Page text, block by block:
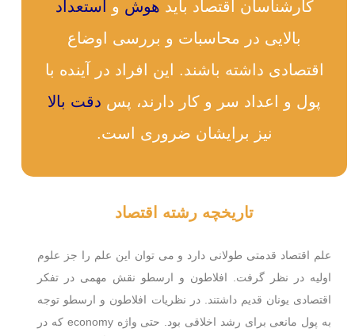
کارشناسان اقتصاد باید هوش و
استعداد
بالایی در محاسبات و بررسی اوضاع
اقتصادی داشته باشند. این افراد در آینده با
پول و اعداد سر و کار دارند، پس دقت بالا
نیز برایشان ضروری است.
تاریخچه رشته اقتصاد
علم اقتصاد قدمتی طولانی دارد و می توان این علم را جز علوم
اولیه در نظر گرفت. افلاطون و ارسطو نقش مهمی در تفکر
اقتصادی یونان قدیم داشتند. در نظریات افلاطون و ارسطو توجه
به پول مانعی برای رشد اخلاقی بود. حتی واژه economy که در